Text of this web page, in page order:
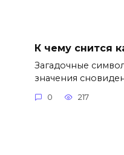
К чему снится
Загадочные
значения
0 217